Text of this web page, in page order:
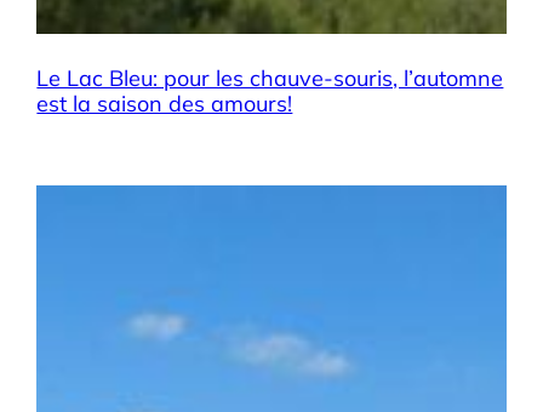
Le Lac Bleu: pour les chauve-souris, l’automne
est la saison des amours!